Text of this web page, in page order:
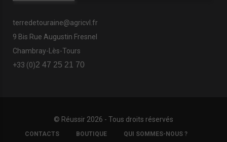
terredetouraine@agricvl.fr
9 Bis Rue Augustin Fresnel
Chambray-Lès-Tours
+33 (0)2 47 25 21 70
© Réussir 2026 - Tous droits réservés
FOOTER
COPYRIGHT
CONTACTS BOUTIQUE QUI SOMMES-NOUS ?